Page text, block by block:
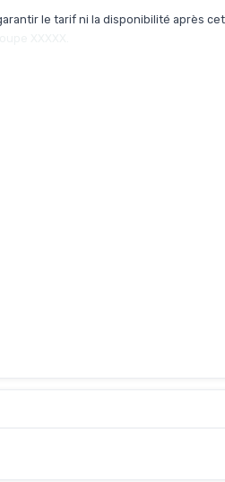
le tarif ni la disponibilité après